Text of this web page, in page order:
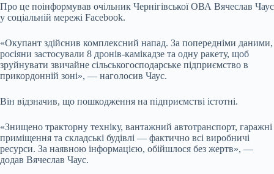
Про це поінформував очільник Чернігівської ОВА Вячеслав Чаус
у соціальній мережі Facebook.
«Окупант здійснив комплексний напад. За попередніми даними,
росіяни застосували 8 дронів-камікадзе та одну ракету, щоб
зруйнувати звичайне сільськогосподарське підприємство в
прикордонній зоні», — наголосив Чаус.
Він відзначив, що пошкодження на підприємстві істотні.
«Знищено тракторну техніку, вантажний автотранспорт, гаражні
приміщення та складські будівлі — фактично всі виробничі
ресурси. За наявною інформацією, обійшлося без жертв», —
додав Вячеслав Чаус.